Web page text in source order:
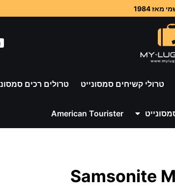
1984
טרולי קשיחים סמסונייט טרולים רכים
American Tourister